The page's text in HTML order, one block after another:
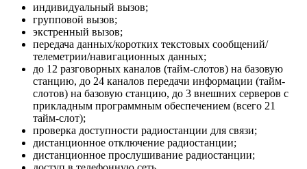
индивидуальный вызов;
групповой вызов;
экстренный вызов;
передача данных/коротких текстовых сообщений/
телеметрии/навигационных данных;
до 12 разговорных каналов (тайм-слотов) на базовую
станцию, до 24 каналов передачи информации (тайм-
слотов) на базовую станцию, до 3 внешних серверов с
прикладным программным обеспечением (всего 21
тайм-слот);
проверка доступности радиостанции для связи;
дистанционное отключение радиостанции;
дистанционное прослушивание радиостанции;